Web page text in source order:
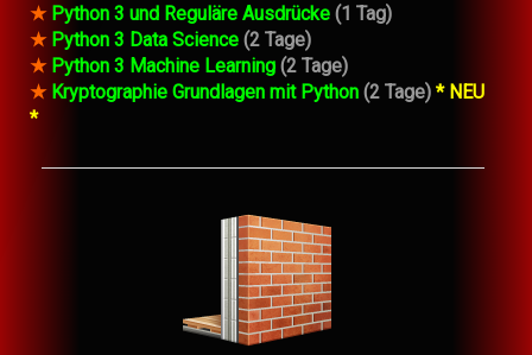
★Python 3 und Reguläre Ausdrücke (1 Tag)
★Python 3 Data Science (2 Tage)
★Python 3 Machine Learning (2 Tage)
★ Kryptographie Grundlagen mit Python (2 Tage) * NEU
*